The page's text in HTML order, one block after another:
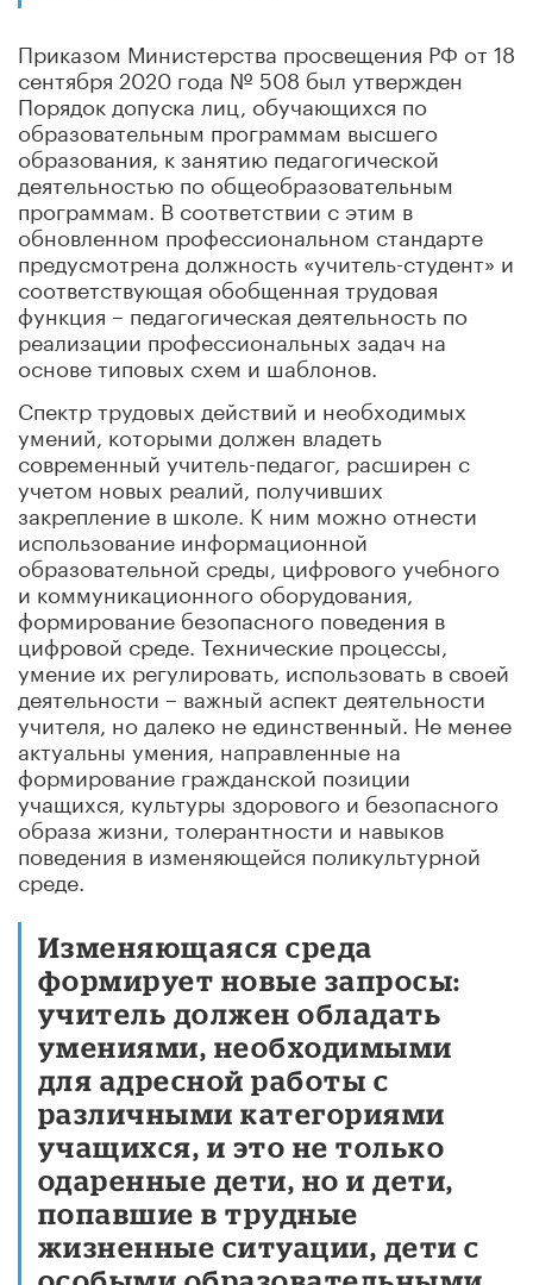
Приказом Министерства просвещения РФ от 18
сентября 2020 года № 508 был утвержден
Порядок допуска лиц, обучающихся по
образовательным программам высшего
образования, к занятию педагогической
деятельностью по общеобразовательным
программам. В соответствии с этим в
обновленном профессиональном стандарте
предусмотрена должность «учитель-студент» и
соответствующая обобщенная трудовая
функция – педагогическая деятельность по
реализации профессиональных задач на
основе типовых схем и шаблонов.
Спектр трудовых действий и необходимых
умений, которыми должен владеть
современный учитель-педагог, расширен с
учетом новых реалий, получивших
закрепление в школе. К ним можно отнести
использование информационной
образовательной среды, цифрового учебного
и коммуникационного оборудования,
формирование безопасного поведения в
цифровой среде. Технические процессы,
умение их регулировать, использовать в своей
деятельности – важный аспект деятельности
учителя, но далеко не единственный. Не менее
актуальны умения, направленные на
формирование гражданской позиции
учащихся, культуры здорового и безопасного
образа жизни, толерантности и навыков
поведения в изменяющейся поликультурной
среде.
Изменяющаяся среда
формирует новые запросы:
учитель должен обладать
умениями, необходимыми
для адресной работы с
различными категориями
учащихся, и это не только
одаренные дети, но и дети,
попавшие в трудные
жизненные ситуации, дети с